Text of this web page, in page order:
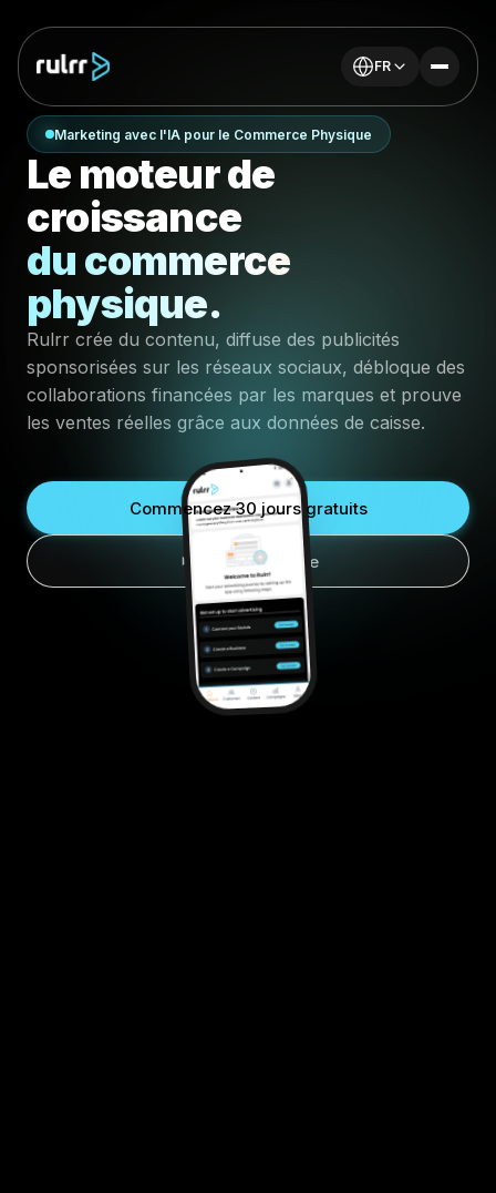
FR
Marketing avec l'IA pour le Commerce Physique
Le moteur de
croissance
du commerce
physique.
Rulrr crée du contenu, diffuse des publicités
sponsorisées sur les réseaux sociaux, débloque des
collaborations financées par les marques et prouve
les ventes réelles grâce aux données de caisse.
Commencez 30 jours gratuits
Voir le Système